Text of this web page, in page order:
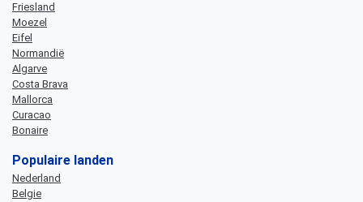
Friesland
Moezel
Eifel
Normandië
Algarve
Costa Brava
Mallorca
Curacao
Bonaire
Populaire landen
Nederland
Belgie